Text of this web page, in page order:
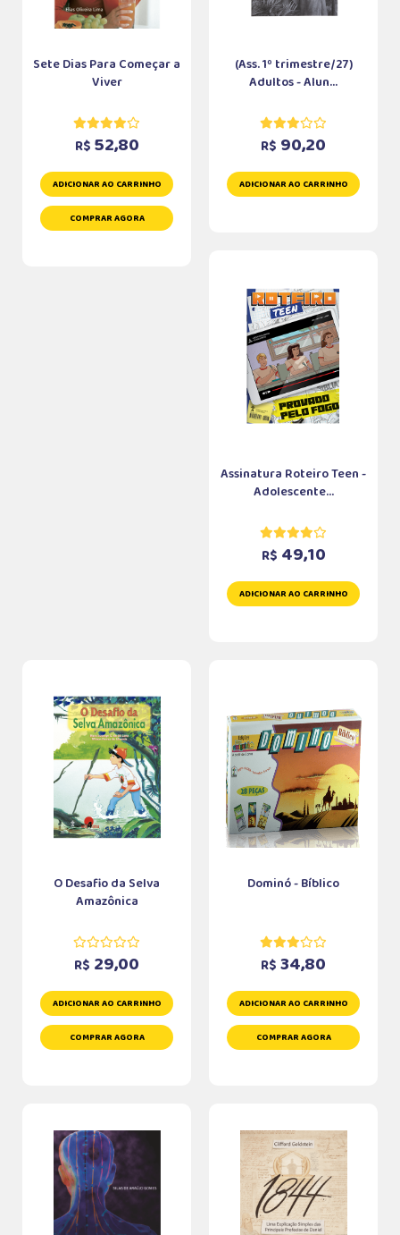
Sete Dias Para Começar a
Viver
R$ 52,80
ADICIONAR AO CARRINHO
COMPRAR AGORA
(Ass. 1º trimestre/27)
Adultos - Alun...
R$ 90,20
ADICIONAR AO CARRINHO
Assinatura Roteiro Teen -
Adolescente...
R$ 49,10
ADICIONAR AO CARRINHO
O Desafio da Selva
Amazônica
R$ 29,00
ADICIONAR AO CARRINHO
COMPRAR AGORA
Dominó - Bíblico
R$ 34,80
ADICIONAR AO CARRINHO
COMPRAR AGORA